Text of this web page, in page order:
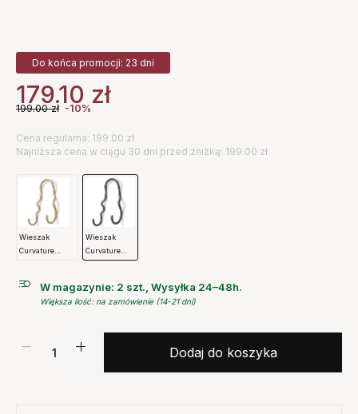
Do końca promocji: 23 dni
179.10 zł
199.00zł -10%
Cena regularna: 199.00 zł
Najniższa cena w ciągu 30 dni przed zniżką: 199.00 zł
Wieszak
Curvature
Wieszak
Curvature
Living
W magazynie: 2 szt., Wysyłka 24–48h.
Większa ilość: na zamówienie (14-21 dni)
Dodaj do koszyka